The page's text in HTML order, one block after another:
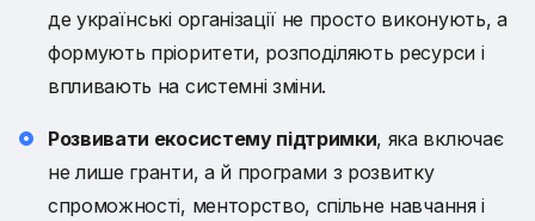
де українські організації не просто виконують, а
формують пріоритети, розподіляють ресурси і
впливають на системні зміни.
Розвивати екосистему підтримки, яка включає
не лише гранти, а й програми з розвитку
спроможності, менторство, спільне навчання і